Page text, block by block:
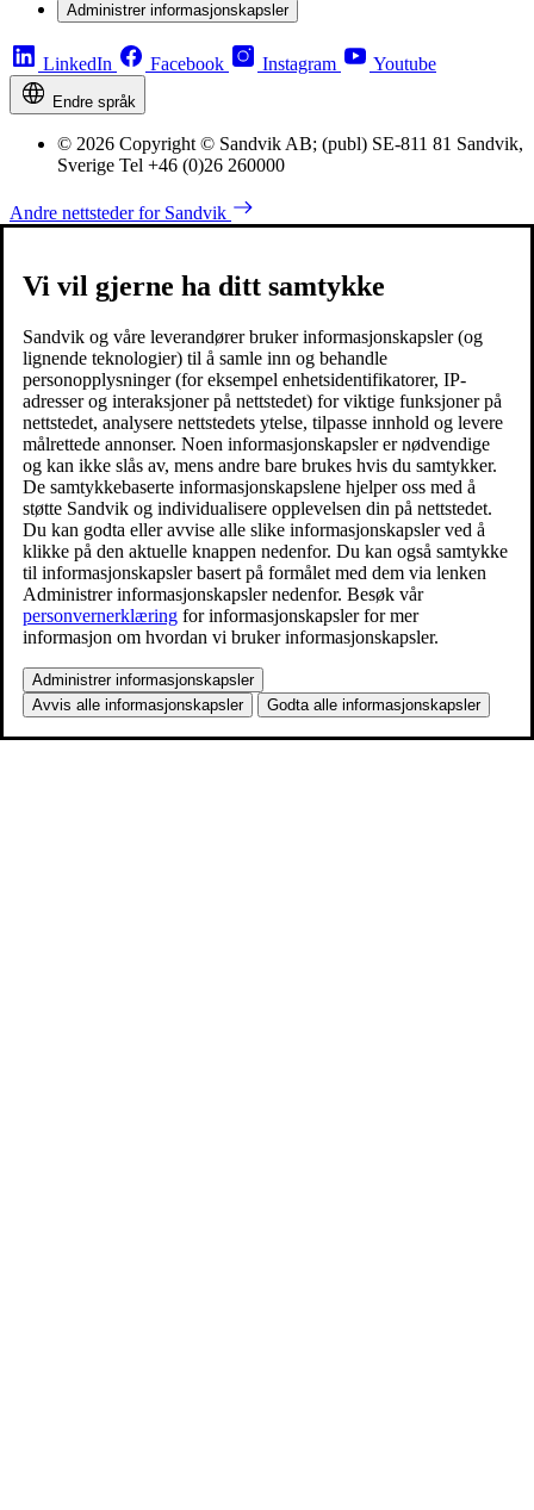
Administrer informasjonskapsler
LinkedIn Facebook Instagram Youtube
Endre språk
© 2026 Copyright © Sandvik AB; (publ) SE-811 81 Sandvik,
Sverige Tel +46 (0)26 260000
Andre nettsteder for Sandvik
Vi vil gjerne ha ditt samtykke
Sandvik og våre leverandører bruker informasjonskapsler (og
lignende teknologier) til å samle inn og behandle
personopplysninger (for eksempel enhetsidentifikatorer, IP-
adresser og interaksjoner på nettstedet) for viktige funksjoner på
nettstedet, analysere nettstedets ytelse, tilpasse innhold og levere
målrettede annonser. Noen informasjonskapsler er nødvendige
og kan ikke slås av, mens andre bare brukes hvis du samtykker.
De samtykkebaserte informasjonskapslene hjelper oss med å
støtte Sandvik og individualisere opplevelsen din på nettstedet.
Du kan godta eller avvise alle slike informasjonskapsler ved å
klikke på den aktuelle knappen nedenfor. Du kan også samtykke
til informasjonskapsler basert på formålet med dem via lenken
Administrer informasjonskapsler nedenfor. Besøk vår
personvernerklæring for informasjonskapsler for mer
informasjon om hvordan vi bruker informasjonskapsler.
Administrer informasjonskapsler
Avvis alle informasjonskapsler
Godta alle informasjonskapsler